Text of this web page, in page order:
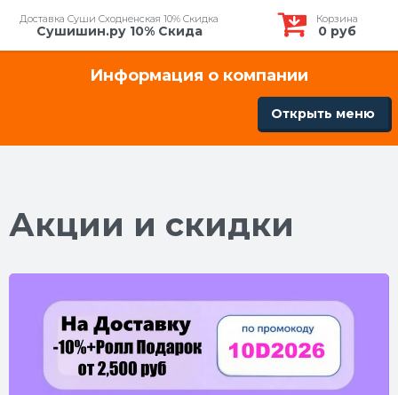
Доставка Суши Сходненская 10% Скидка
Сушишин.ру 10% Скида
Корзина
0 руб
Информация о компании
Открыть меню
Акции и скидки